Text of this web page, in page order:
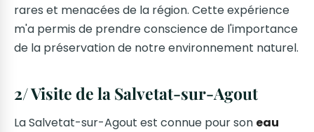
rares et menacées de la région. Cette expérience
m'a permis de prendre conscience de l'importance
de la préservation de notre environnement naturel.
2/ Visite de la Salvetat-sur-Agout
La Salvetat-sur-Agout est connue pour son eau